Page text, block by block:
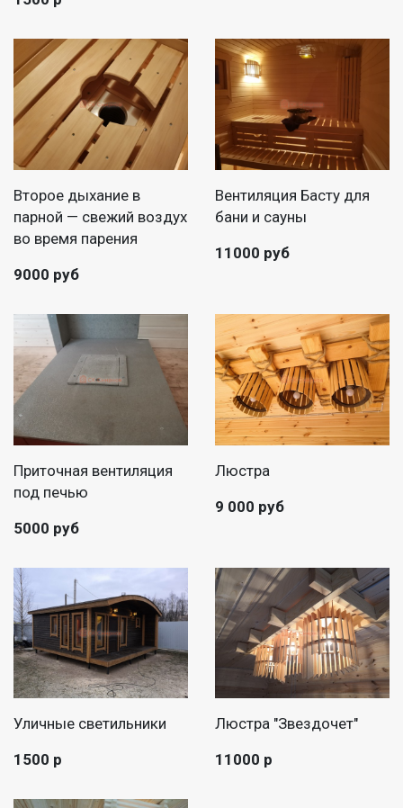
Второе дыхание в
парной — свежий воздух
во время парения
9000 руб
Вентиляция Басту для
бани и сауны
11000 руб
Приточная вентиляция
под печью
5000 руб
Люстра
9 000 руб
Уличные светильники
1500 р
Люстра "Звездочет"
11000 р